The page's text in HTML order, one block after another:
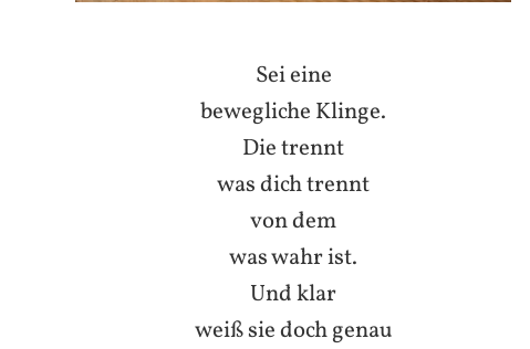
Sei eine
bewegliche Klinge.
Die trennt
was dich trennt
von dem
was wahr ist.
Und klar
weiß sie doch genau